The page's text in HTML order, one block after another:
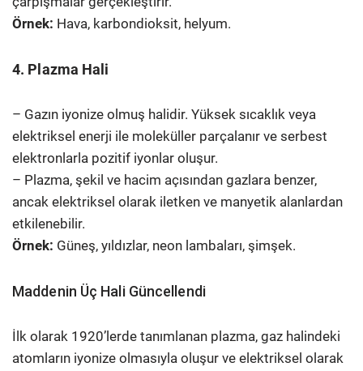
Örnek: Hava, karbondioksit, helyum.
4. Plazma Hali
– Gazın iyonize olmuş halidir. Yüksek sıcaklık veya
elektriksel enerji ile moleküller parçalanır ve serbest
elektronlarla pozitif iyonlar oluşur.
– Plazma, şekil ve hacim açısından gazlara benzer,
ancak elektriksel olarak iletken ve manyetik alanlardan
etkilenebilir.
Örnek: Güneş, yıldızlar, neon lambaları, şimşek.
Maddenin Üç Hali Güncellendi
İlk olarak 1920’lerde tanımlanan plazma, gaz halindeki
atomların iyonize olmasıyla oluşur ve elektriksel olarak